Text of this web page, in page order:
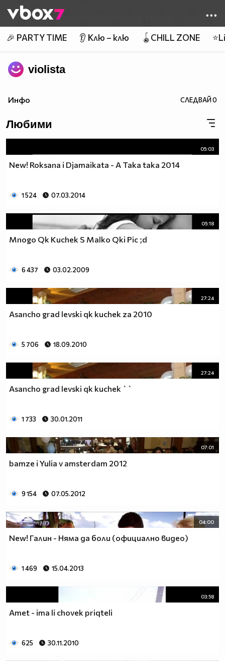
👾
🎉 PARTY TIME 👂 Клю – клю 🪀CHILL ZONE
violista
Инфо СЛЕДВАЙ0
Любими
05:03
New! Roksana i Djamaikata - A Taka taka 2014
1 524 07.03.2014
05:18
Mnogo Qk Kuchek S Malko Qki Pic ;d
6 437 03.02.2009
27:24
Asancho grad levski qk kuchek za 2010
5 706 18.09.2010
27:24
Asancho grad levski qk kuchek ``
1 733 30.01.2011
07:01
bamze i Yulia v amsterdam 2012
9 154 07.05.2012
04:00
New! Галин - Няма да боли (официално видео)
1 469 15.04.2013
03:58
Amet - ima li chovek priqteli
625 30.11.2010